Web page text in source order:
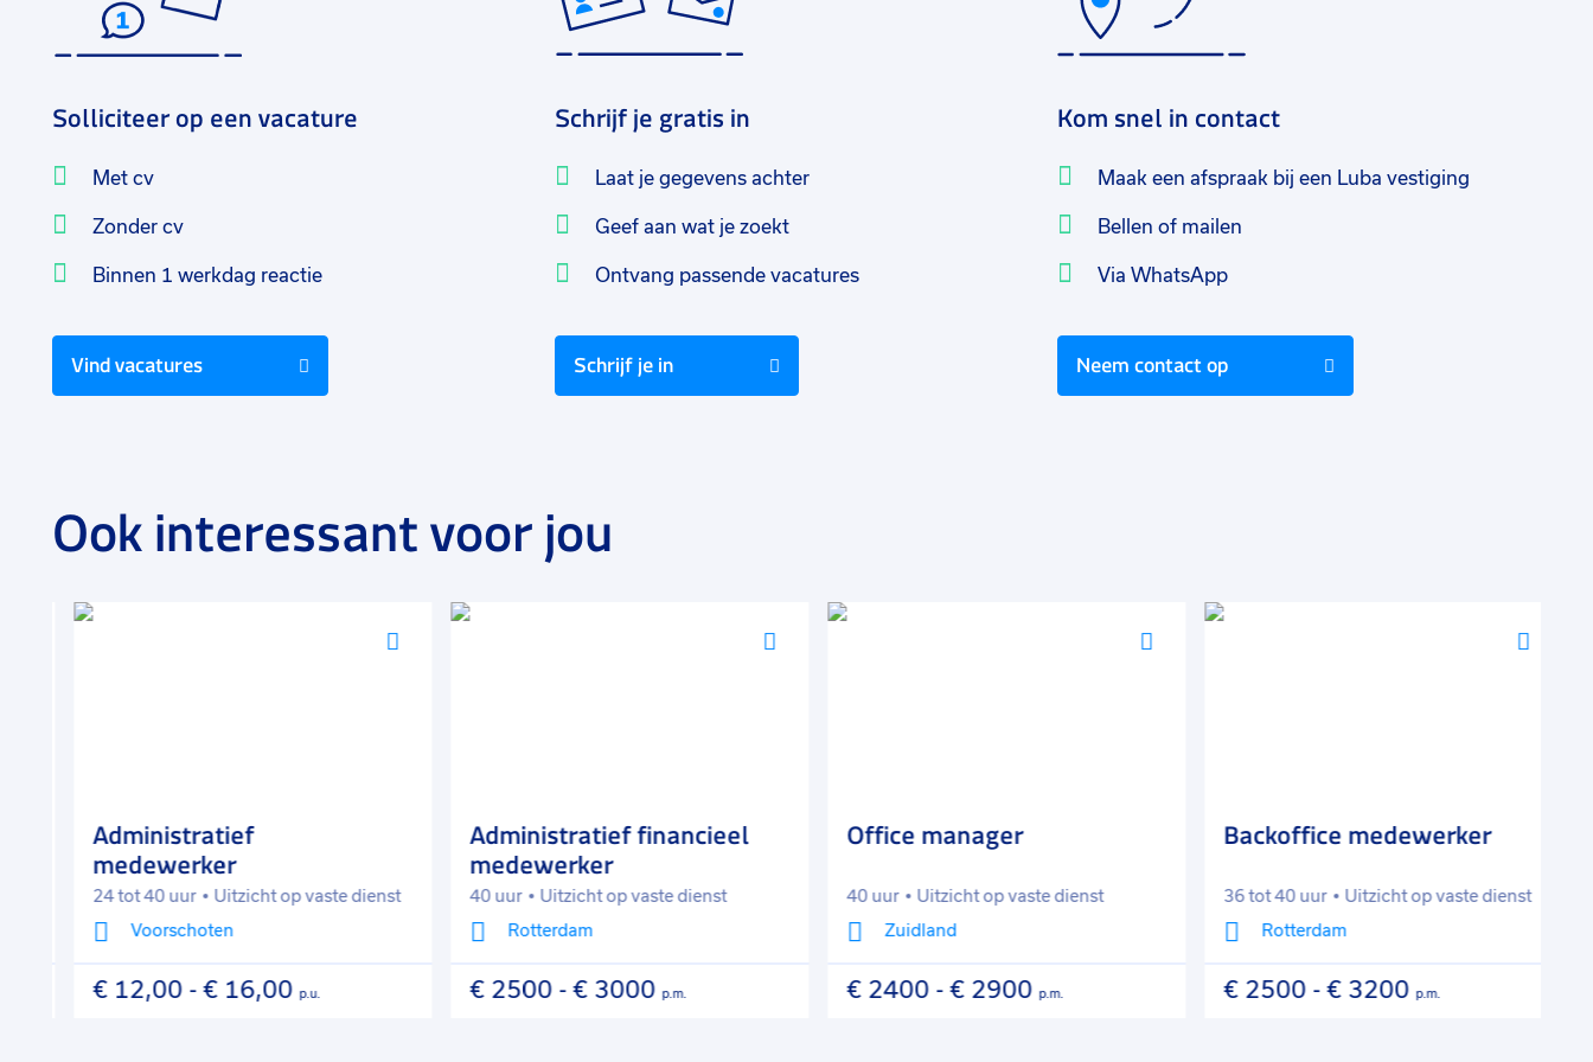
Solliciteer op een vacature
Met cv
Zonder cv
Binnen 1 werkdag reactie
Vind vacatures
Schrijf je gratis in
Laat je gegevens achter
Geef aan wat je zoekt
Ontvang passende vacatures
Schrijf je in
Kom snel in contact
Maak een afspraak bij een Luba vestiging
Bellen of mailen
Via WhatsApp
Neem contact op
Ook interessant voor jou
Voeg
Administratief
medewerker
24 tot 40 uur
Uitzicht op vaste dienst
Voorschoten
€ 12,00-€ 16,00 p.u.
Voeg
Administratief financieel
medewerker
40 uur
Uitzicht op vaste dienst
Rotterdam
€ 2500-€ 3000 p.m.
Voeg
Office manager
40 uur
Uitzicht op vaste dienst
Zuidland
€ 2400-€ 2900 p.m.
Voeg
Backoffice medewerker
36 tot 40 uur
Uitzicht op vaste dienst
Rotterdam
€ 2500-€ 3200 p.m.